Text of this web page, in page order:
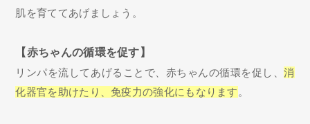
肌を育ててあげましょう。
【赤ちゃんの循環を促す】
リンパを流してあげることで、赤ちゃんの循環を促し、消
化器官を助けたり、免疫力の強化にもなります 。